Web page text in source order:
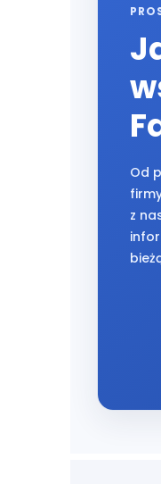
Od
z